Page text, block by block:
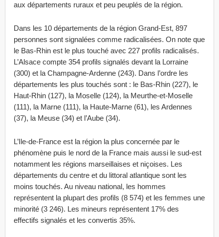
aux départements ruraux et peu peuplés de la région.
Dans les 10 départements de la région Grand-Est, 897
personnes sont signalées comme radicalisées. On note que
le Bas-Rhin est le plus touché avec 227 profils radicalisés.
L’Alsace compte 354 profils signalés devant la Lorraine
(300) et la Champagne-Ardenne (243). Dans l’ordre les
départements les plus touchés sont : le Bas-Rhin (227), le
Haut-Rhin (127), la Moselle (124), la Meurthe-et-Moselle
(111), la Marne (111), la Haute-Marne (61), les Ardennes
(37), la Meuse (34) et l’Aube (34).
L’Ile-de-France est la région la plus concernée par le
phénomène puis le nord de la France mais aussi le sud-est
notamment les régions marseillaises et niçoises. Les
départements du centre et du littoral atlantique sont les
moins touchés. Au niveau national, les hommes
représentent la plupart des profils (8 574) et les femmes une
minorité (3 246). Les mineurs représentent 17% des
effectifs signalés et les convertis 35%.